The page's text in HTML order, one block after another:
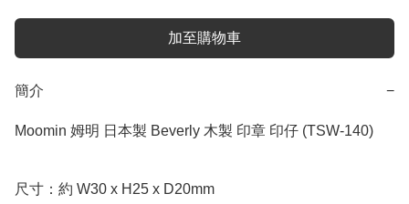
加至購物車
簡介 −
Moomin 姆明 日本製 Beverly 木製 印章 印仔 (TSW-140)
尺寸：約 W30 x H25 x D20mm